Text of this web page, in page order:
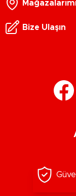
Bize Ulaşın